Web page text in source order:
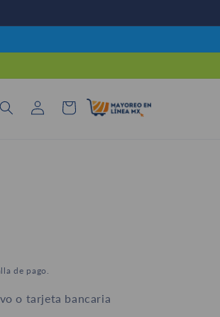
Iniciar
sesión
Carrito
de pago.
o tarjeta bancaria